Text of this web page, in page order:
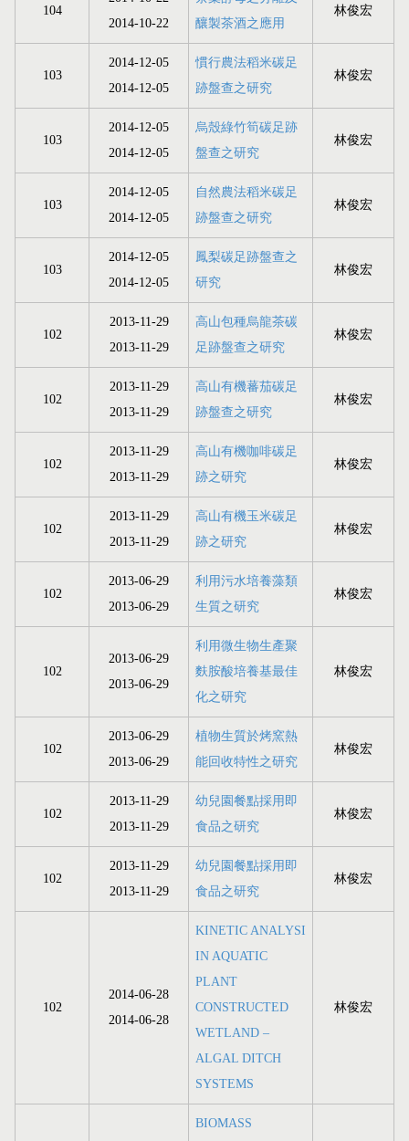
104
2014-10-22
釀製茶酒之應用
林俊宏
103
2014-12-05
2014-12-05
慣行農法稻米碳足
跡盤查之研究
林俊宏
103
2014-12-05
2014-12-05
烏殼綠竹筍碳足跡
盤查之研究
林俊宏
103
2014-12-05
2014-12-05
自然農法稻米碳足
跡盤查之研究
林俊宏
103
2014-12-05
2014-12-05
鳳梨碳足跡盤查之
研究
林俊宏
102
2013-11-29
2013-11-29
高山包種烏龍茶碳
足跡盤查之研究
林俊宏
102
2013-11-29
2013-11-29
高山有機蕃茄碳足
跡盤查之研究
林俊宏
102
2013-11-29
2013-11-29
高山有機咖啡碳足
跡之研究
林俊宏
102
2013-11-29
2013-11-29
高山有機玉米碳足
跡之研究
林俊宏
102
2013-06-29
2013-06-29
利用污水培養藻類
生質之研究
林俊宏
102
2013-06-29
2013-06-29
利用微生物生產聚
麩胺酸培養基最佳
化之研究
林俊宏
102
2013-06-29
2013-06-29
植物生質於烤窯熱
能回收特性之研究
林俊宏
102
2013-11-29
2013-11-29
幼兒園餐點採用即
食品之研究
林俊宏
102
2013-11-29
2013-11-29
幼兒園餐點採用即
食品之研究
林俊宏
102
2014-06-28
2014-06-28
KINETIC ANALYSI
IN AQUATIC
PLANT
CONSTRUCTED
WETLAND –
ALGAL DITCH
SYSTEMS
林俊宏
BIOMASS